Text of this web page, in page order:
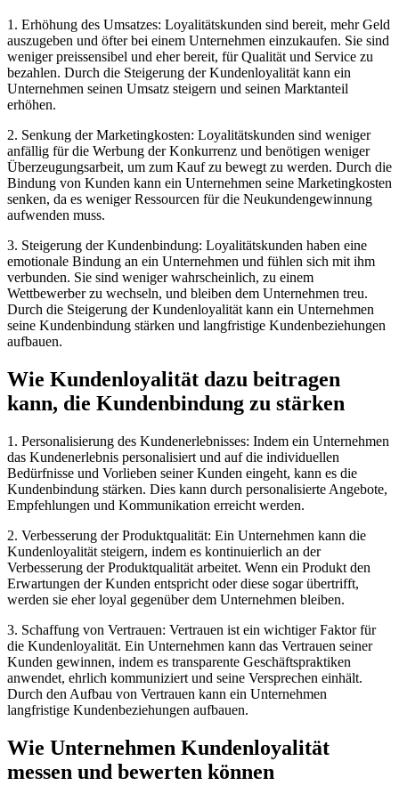
1. Erhöhung des Umsatzes: Loyalitätskunden sind bereit, mehr Geld
auszugeben und öfter bei einem Unternehmen einzukaufen. Sie sind
weniger preissensibel und eher bereit, für Qualität und Service zu
bezahlen. Durch die Steigerung der Kundenloyalität kann ein
Unternehmen seinen Umsatz steigern und seinen Marktanteil
erhöhen.
2. Senkung der Marketingkosten: Loyalitätskunden sind weniger
anfällig für die Werbung der Konkurrenz und benötigen weniger
Überzeugungsarbeit, um zum Kauf zu bewegt zu werden. Durch die
Bindung von Kunden kann ein Unternehmen seine Marketingkosten
senken, da es weniger Ressourcen für die Neukundengewinnung
aufwenden muss.
3. Steigerung der Kundenbindung: Loyalitätskunden haben eine
emotionale Bindung an ein Unternehmen und fühlen sich mit ihm
verbunden. Sie sind weniger wahrscheinlich, zu einem
Wettbewerber zu wechseln, und bleiben dem Unternehmen treu.
Durch die Steigerung der Kundenloyalität kann ein Unternehmen
seine Kundenbindung stärken und langfristige Kundenbeziehungen
aufbauen.
Wie Kundenloyalität dazu beitragen
kann, die Kundenbindung zu stärken
1. Personalisierung des Kundenerlebnisses: Indem ein Unternehmen
das Kundenerlebnis personalisiert und auf die individuellen
Bedürfnisse und Vorlieben seiner Kunden eingeht, kann es die
Kundenbindung stärken. Dies kann durch personalisierte Angebote,
Empfehlungen und Kommunikation erreicht werden.
2. Verbesserung der Produktqualität: Ein Unternehmen kann die
Kundenloyalität steigern, indem es kontinuierlich an der
Verbesserung der Produktqualität arbeitet. Wenn ein Produkt den
Erwartungen der Kunden entspricht oder diese sogar übertrifft,
werden sie eher loyal gegenüber dem Unternehmen bleiben.
3. Schaffung von Vertrauen: Vertrauen ist ein wichtiger Faktor für
die Kundenloyalität. Ein Unternehmen kann das Vertrauen seiner
Kunden gewinnen, indem es transparente Geschäftspraktiken
anwendet, ehrlich kommuniziert und seine Versprechen einhält.
Durch den Aufbau von Vertrauen kann ein Unternehmen
langfristige Kundenbeziehungen aufbauen.
Wie Unternehmen Kundenloyalität
messen und bewerten können